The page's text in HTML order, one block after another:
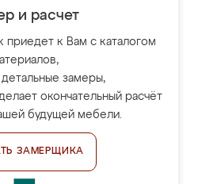
и расчет
приедет к Вам с каталогом
замеры,
окончательный расчёт
будущей мебели.
ЗАМЕРЩИКА